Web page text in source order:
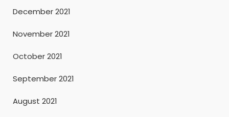
December 2021
November 2021
October 2021
September 2021
August 2021